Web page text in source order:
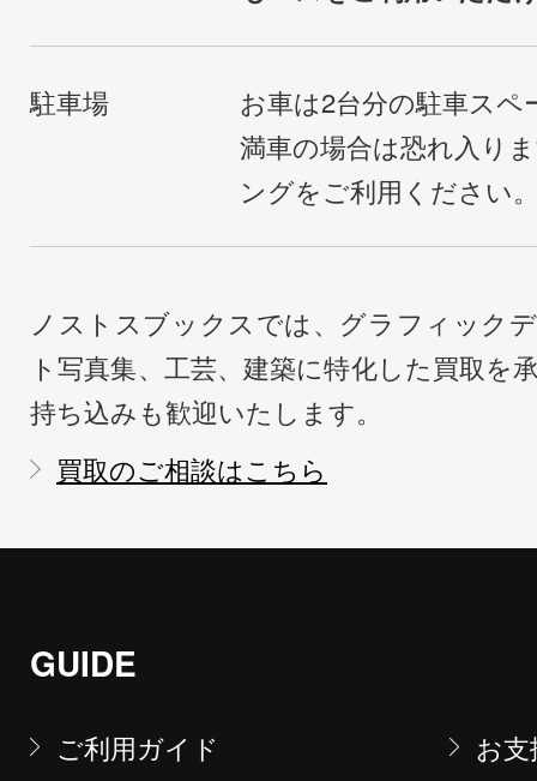
駐車場
お車は2台分の駐車ス
満車の場合は恐れ入り
ングをご利用ください
ノストスブックスでは、グラフィック
ト写真集、工芸、建築に特化した買取を
持ち込みも歓迎いたします。
買取のご相談はこちら
GUIDE
ご利用ガイド
お